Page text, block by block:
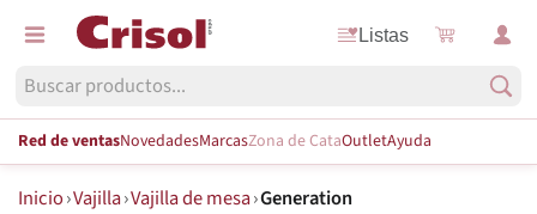
Listas
Red de ventasNovedadesMarcasZona de CataOutletAyuda
Inicio›Vajilla›Vajilla de mesa›Generation